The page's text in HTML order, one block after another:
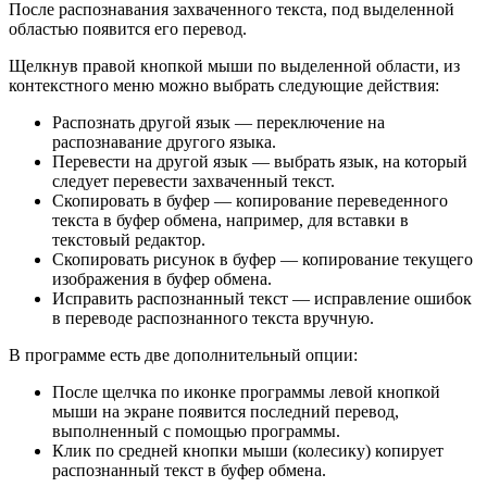
После распознавания захваченного текста, под выделенной
областью появится его перевод.
Щелкнув правой кнопкой мыши по выделенной области, из
контекстного меню можно выбрать следующие действия:
Распознать другой язык — переключение на
распознавание другого языка.
Перевести на другой язык — выбрать язык, на который
следует перевести захваченный текст.
Скопировать в буфер — копирование переведенного
текста в буфер обмена, например, для вставки в
текстовый редактор.
Скопировать рисунок в буфер — копирование текущего
изображения в буфер обмена.
Исправить распознанный текст — исправление ошибок
в переводе распознанного текста вручную.
В программе есть две дополнительный опции:
После щелчка по иконке программы левой кнопкой
мыши на экране появится последний перевод,
выполненный с помощью программы.
Клик по средней кнопки мыши (колесику) копирует
распознанный текст в буфер обмена.